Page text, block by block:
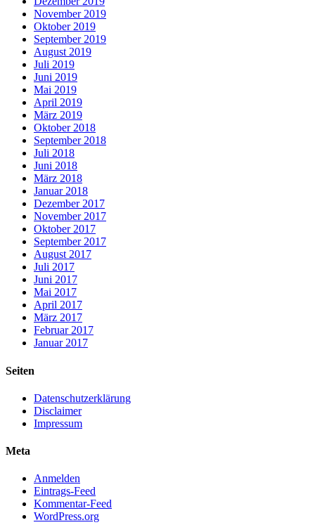
November 2019
Oktober 2019
September 2019
August 2019
Juli 2019
Juni 2019
Mai 2019
April 2019
März 2019
Oktober 2018
September 2018
Juli 2018
Juni 2018
März 2018
Januar 2018
Dezember 2017
November 2017
Oktober 2017
September 2017
August 2017
Juli 2017
Juni 2017
Mai 2017
April 2017
März 2017
Februar 2017
Januar 2017
Seiten
Datenschutzerklärung
Disclaimer
Impressum
Meta
Anmelden
Eintrags-Feed
Kommentar-Feed
WordPress.org